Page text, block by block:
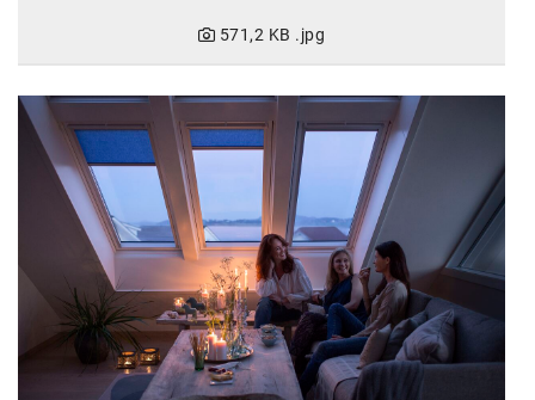
WALTER GROUP
WEB Windenergie AG
WEconomy - Diversity works!
Calle Libre
ÖZSV
Media
571,2 KB .jpg